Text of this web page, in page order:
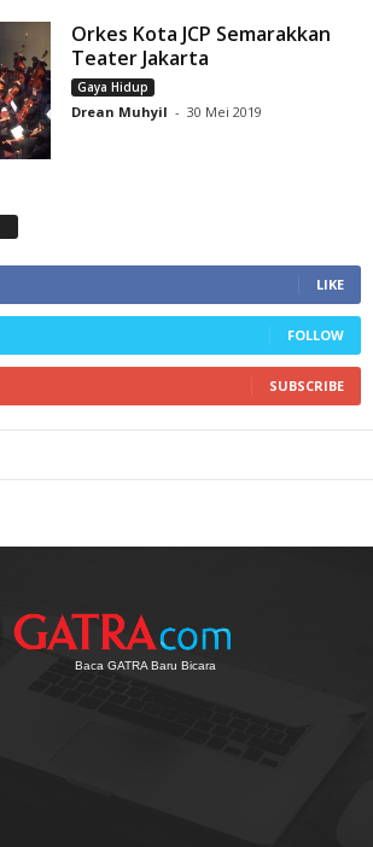
Orkes Kota JCP Semarakkan
Teater Jakarta
Gaya Hidup
Drean Muhyil - 30 Mei 2019
LIKE
FOLLOW
SUBSCRIBE
Baca GATRA Baru Bicara